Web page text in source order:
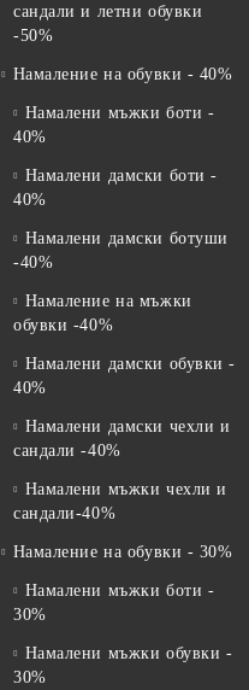
сандали и летни обувки
-50%
Намаление на обувки - 40%
Намалени мъжки боти -
40%
Намалени дамски боти -
40%
Намалени дамски ботуши
-40%
Намаление на мъжки
обувки -40%
Намалени дамски обувки -
40%
Намалени дамски чехли и
сандали -40%
Намалени мъжки чехли и
сандали-40%
Намаление на обувки - 30%
Намалени мъжки боти -
30%
Намалени мъжки обувки -
30%